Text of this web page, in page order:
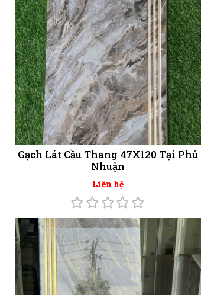
Gạch Lát Cầu Thang 47X120 Tại Phú
Nhuận
Liên hệ